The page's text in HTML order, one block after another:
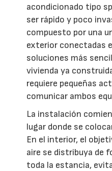
acondicionado tipo
ser rápido y poco
compuesto por una
exterior conectadas
soluciones más
vivienda ya
requiere pequeñas
comunicar ambos
La instalación
lugar donde se
En el interior, el
aire se distribuya de
toda la estancia,